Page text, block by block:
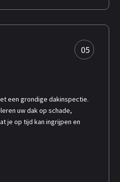
05
een grondige dakinspectie.
uw dak op schade,
je op tijd kan ingrijpen en